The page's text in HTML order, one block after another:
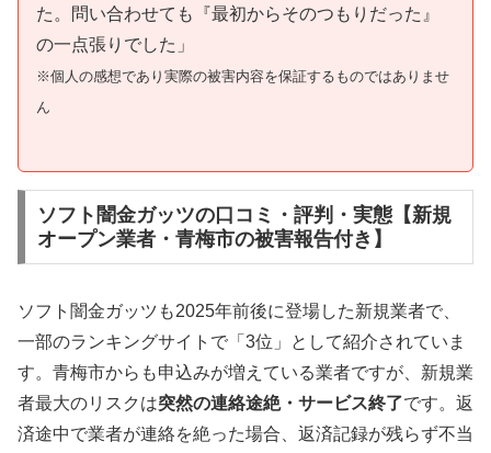
た。問い合わせても『最初からそのつもりだった』
の一点張りでした」
※個人の感想であり実際の被害内容を保証するものではありませ
ん
ソフト闇金ガッツの口コミ・評判・実態【新規
オープン業者・青梅市の被害報告付き】
ソフト闇金ガッツも2025年前後に登場した新規業者で、
一部のランキングサイトで「3位」として紹介されていま
す。青梅市からも申込みが増えている業者ですが、新規業
者最大のリスクは突然の連絡途絶・サービス終了です。返
済途中で業者が連絡を絶った場合、返済記録が残らず不当